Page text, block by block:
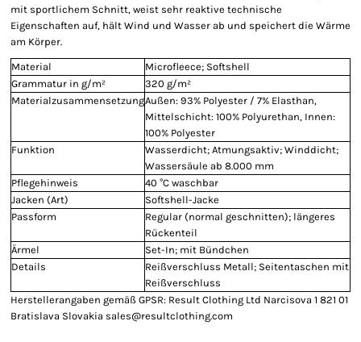
mit sportlichem Schnitt, weist sehr reaktive technische
Eigenschaften auf, hält Wind und Wasser ab und speichert die Wärme
am Körper.
Material
Microfleece; Softshell
Grammatur in g/m²
320 g/m²
MaterialzusammensetzungAußen: 93% Polyester / 7% Elasthan,
Mittelschicht: 100% Polyurethan, Innen:
100% Polyester
Funktion
Wasserdicht; Atmungsaktiv; Winddicht;
Wassersäule ab 8.000 mm
Pflegehinweis
40 °C waschbar
Jacken (Art)
Softshell-Jacke
Passform
Regular (normal geschnitten); längeres
Rückenteil
Ärmel
Set-In; mit Bündchen
Details
Reißverschluss Metall; Seitentaschen mit
Reißverschluss
Herstellerangaben gemäß GPSR: Result Clothing Ltd Narcisova 1 821 01
Bratislava Slovakia sales@resultclothing.com